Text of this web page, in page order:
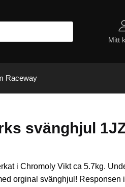
Mitt
Raceway
svänghjul
i Chromoly Vikt ca 5.7kg.
orginal svänghjul! Responsen